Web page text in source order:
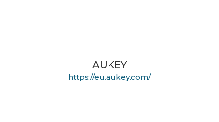
AUKEY
https://eu.aukey.com/